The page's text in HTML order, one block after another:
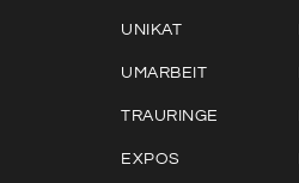
UNIKAT
UMARBEIT
TRAURINGE
EXPOS